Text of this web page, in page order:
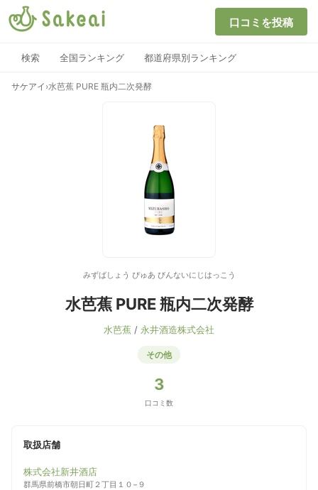
口コミを投稿
検索 全国ランキング 都道府県別ランキング
サケアイ ›水芭蕉 PURE 瓶内二次発酵
みずばしょう ぴゅあ びんないにじはっこう
水芭蕉 PURE 瓶内二次発酵
水芭蕉 / 永井酒造株式会社
その他
3
口コミ数
取扱店舗
株式会社新井酒店
群馬県前橋市朝日町２丁目１０−９